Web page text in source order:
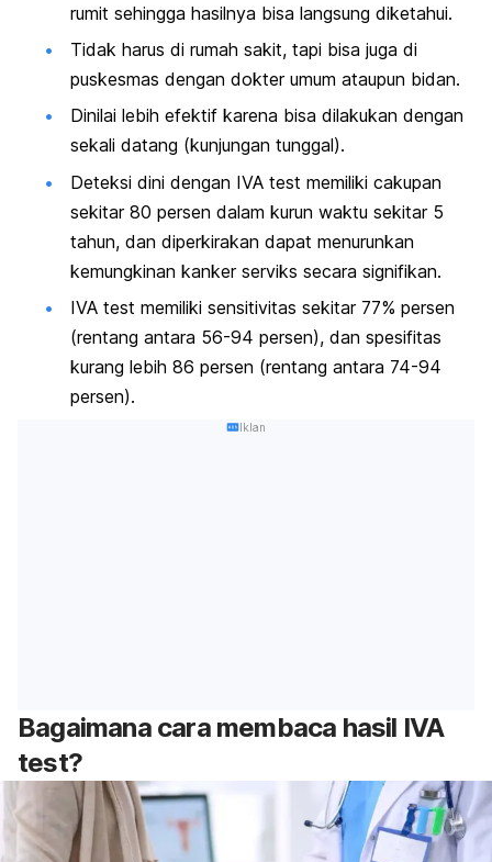
rumit sehingga hasilnya bisa langsung diketahui.
Tidak harus di rumah sakit, tapi bisa juga di
puskesmas dengan dokter umum ataupun bidan.
Dinilai lebih efektif karena bisa dilakukan dengan
sekali datang (kunjungan tunggal).
Deteksi dini dengan IVA test memiliki cakupan
sekitar 80 persen dalam kurun waktu sekitar 5
tahun, dan diperkirakan dapat menurunkan
kemungkinan kanker serviks secara signifikan.
IVA test memiliki sensitivitas sekitar 77% persen
(rentang antara 56-94 persen), dan spesifitas
kurang lebih 86 persen (rentang antara 74-94
persen).
Iklan
Bagaimana cara membaca hasil IVA
test?